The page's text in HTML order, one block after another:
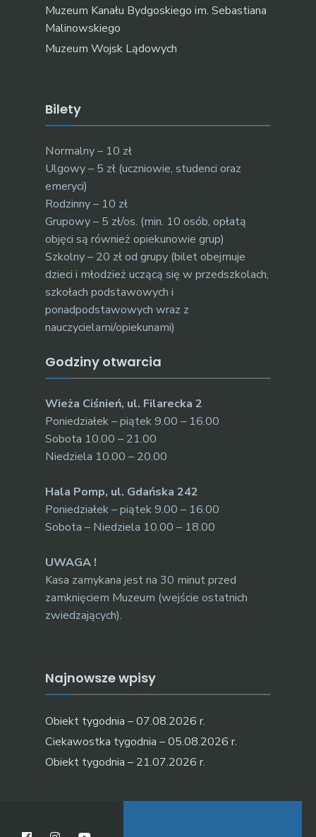
Muzeum Kanału Bydgoskiego im. Sebastiana
Malinowskiego
Muzeum Wojsk Lądowych
Bilety
Normalny – 10 zł
Ulgowy – 5 zł (uczniowie, studenci oraz
emeryci)
Rodzinny – 10 zł
Grupowy – 5 zł/os. (min. 10 osób, opłatą
objęci są również opiekunowie grup)
Szkolny – 20 zł od grupy (bilet obejmuje
dzieci i młodzież uczącą się w przedszkolach,
szkołach podstawowych i
ponadpodstawowych wraz z
nauczycielami/opiekunami)
Godziny otwarcia
Wieża Ciśnień, ul. Filarecka 2
Poniedziałek – piątek 9.00 – 16.00
Sobota 10.00 – 21.00
Niedziela 10.00 – 20.00
Hala Pomp, ul. Gdańska 242
Poniedziałek – piątek 9.00 – 16.00
Sobota – Niedziela 10.00 – 18.00
UWAGA !
Kasa zamykana jest na 30 minut przed
zamknięciem Muzeum (wejście ostatnich
zwiedzających).
Najnowsze wpisy
Obiekt tygodnia – 07.08.2026 r.
Ciekawostka tygodnia – 05.08.2026 r.
Obiekt tygodnia – 21.07.2026 r.